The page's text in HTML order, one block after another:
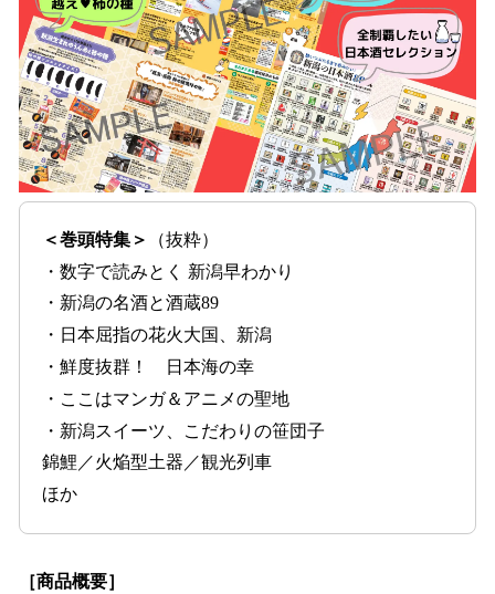
＜巻頭特集＞
（抜粋）
・数字で読みとく 新潟早わかり
・新潟の名酒と酒蔵89
・日本屈指の花火大国、新潟
・鮮度抜群！ 日本海の幸
・ここはマンガ＆アニメの聖地
・新潟スイーツ、こだわりの笹団子
錦鯉／火焔型土器／観光列車
ほか
［商品概要］